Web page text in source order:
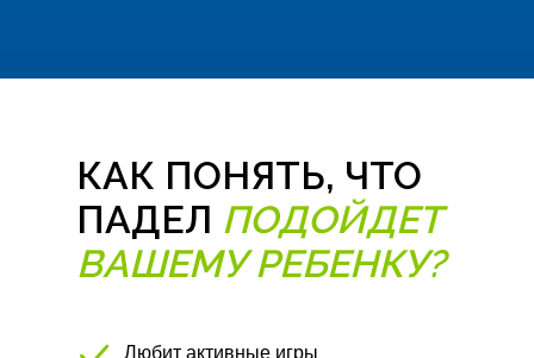
КАК ПОНЯТЬ, ЧТО
ПАДЕЛ ПОДОЙДЕТ
ВАШЕМУ РЕБЕНКУ?
Любит активные игры